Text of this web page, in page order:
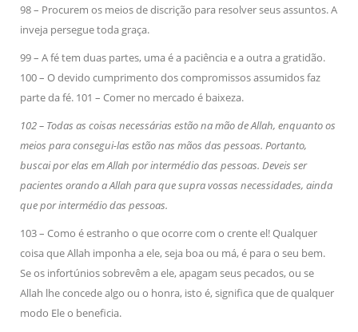
98 – Procurem os meios de discrição para resolver seus assuntos. A
inveja persegue toda graça.
99 – A fé tem duas partes, uma é a paciência e a outra a gratidão.
100 – O devido cumprimento dos compromissos assumidos faz
parte da fé. 101 – Comer no mercado é baixeza.
102 – Todas as coisas necessárias estão na mão de Allah, enquanto os
meios para consegui-las estão nas mãos das pessoas. Portanto,
buscai por elas em Allah por intermédio das pessoas. Deveis ser
pacientes orando a Allah para que supra vossas necessidades, ainda
que por intermédio das pessoas.
103 – Como é estranho o que ocorre com o crente el! Qualquer
coisa que Allah imponha a ele, seja boa ou má, é para o seu bem.
Se os infortúnios sobrevêm a ele, apagam seus pecados, ou se
Allah lhe concede algo ou o honra, isto é, significa que de qualquer
modo Ele o beneficia.